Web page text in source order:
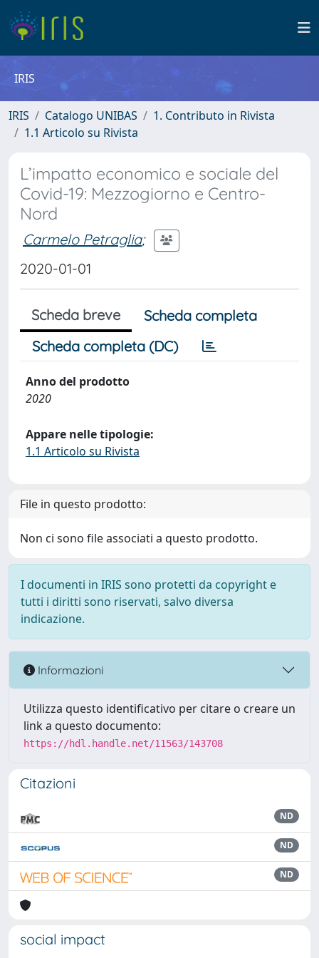
IRIS
IRIS Catalogo UNIBAS
1. Contributo in Rivista
1.1 Articolo su Rivista
L’impatto economico e sociale del
Covid-19: Mezzogiorno e Centro-
Nord
Carmelo Petraglia;
2020-01-01
Scheda breve
Scheda completa
Scheda completa (DC)
Anno del prodotto
2020
Appare nelle tipologie:
1.1 Articolo su Rivista
File in questo prodotto:
Non ci sono file associati a questo prodotto.
I documenti in IRIS sono protetti da copyright e
tutti i diritti sono riservati, salvo diversa
indicazione.
Informazioni
Utilizza questo identificativo per citare o creare un
link a questo documento:
https://hdl.handle.net/11563/143708
Citazioni
ND
ND
ND
social impact